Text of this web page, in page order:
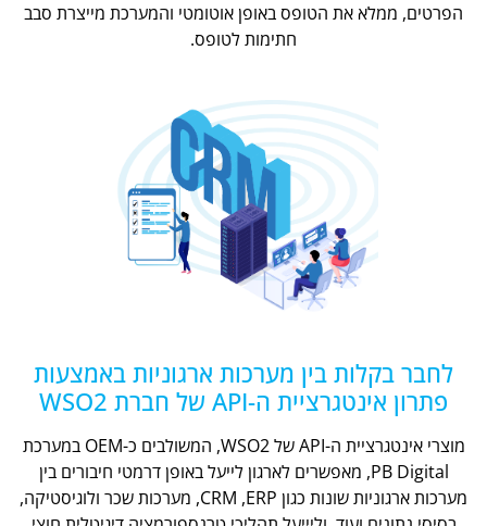
הפרטים, ממלא את הטופס באופן אוטומטי והמערכת מייצרת סבב
חתימות לטופס.
לחבר בקלות בין מערכות ארגוניות באמצעות
פתרון אינטגרציית ה-API של חברת WSO2
מוצרי אינטגרציית ה-API של WSO2, המשולבים כ-OEM במערכת
PB Digital, מאפשרים לארגון לייעל באופן דרמטי חיבורים בין
מערכות ארגוניות שונות כגון CRM ,ERP, מערכות שכר ולוגיסטיקה,